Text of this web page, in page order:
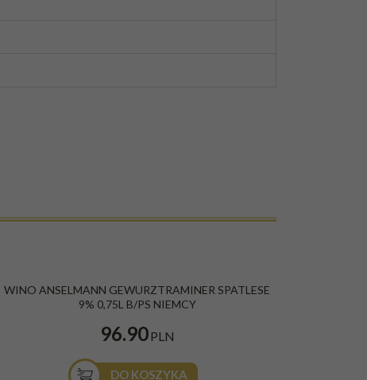
WINO ANSELMANN GEWURZTRAMINER SPATLESE
9% 0,75L B/PS NIEMCY
96.90PLN
DO KOSZYKA